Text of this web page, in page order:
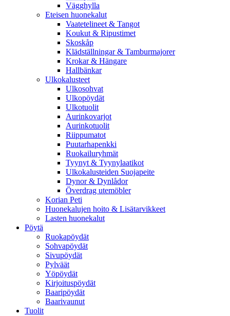
Vägghylla
Eteisen huonekalut
Vaatetelineet & Tangot
Koukut & Ripustimet
Skoskåp
Klädställningar & Tamburmajorer
Krokar & Hängare
Hallbänkar
Ulkokalusteet
Ulkosohvat
Ulkopöydät
Ulkotuolit
Aurinkovarjot
Aurinkotuolit
Riippumatot
Puutarhapenkki
Ruokailuryhmät
Tyynyt & Tyynylaatikot
Ulkokalusteiden Suojapeite
Dynor & Dynlådor
Överdrag utemöbler
Korian Peti
Huonekalujen hoito & Lisätarvikkeet
Lasten huonekalut
Pöytä
Ruokapöydät
Sohvapöydät
Sivupöydät
Pylväät
Yöpöydät
Kirjoituspöydät
Baaripöydät
Baarivaunut
Tuolit